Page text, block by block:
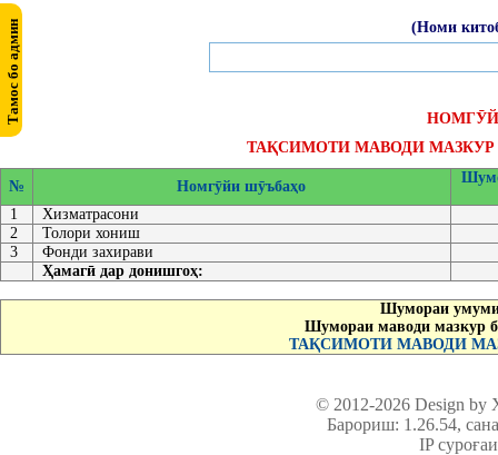
(Номи
ТАҚСИМОТИ МАВОДИ
№ Номгӯйи шӯъбаҳо
1
Хизматрасони
2
Толори хониш
3
Фонди захирави
Ҳамагӣ дар донишгоҳ:
Шумораи
Шумораи маводи мазкур
ТАҚСИМОТИ МАВОДИ
© 2012-2026 Design
Барориш: 1.26.54,
IP